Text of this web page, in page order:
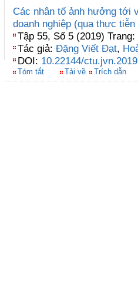
Các nhân tố ảnh hưởng tới
doanh nghiệp (qua thực
Tập 55, Số 5 (2019) Trang:
Tác giả: Đặng Viết Đạt,
DOI: 10.22144/
Tóm tắt Tải về Trích dẫn